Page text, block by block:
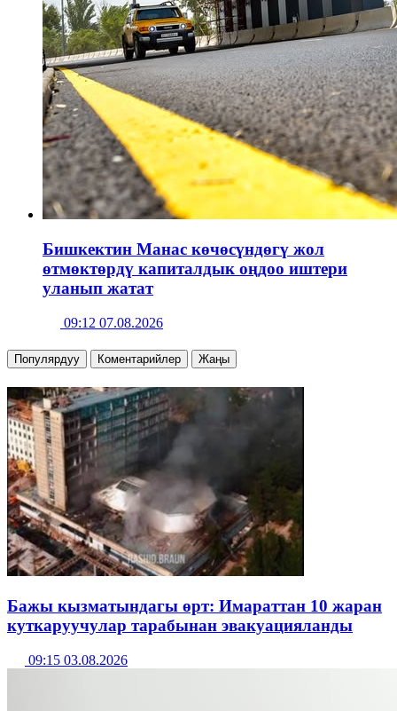
Бишкектин Манас көчөсүндөгү жол
өтмөктөрдү капиталдык оңдоо иштери
уланып жатат
09:12 07.08.2026
Популярдуу Коментарийлер Жаңы
Бажы кызматындагы өрт: Имараттан 10 жаран
куткаруучулар тарабынан эвакуацияланды
09:15 03.08.2026